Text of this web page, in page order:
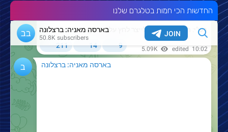
החדשות הכי חמות בטלגרם שלנו